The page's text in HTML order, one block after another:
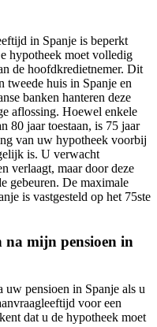
in Spanje is beperkt
hypotheek moet volledig
de hoofdkredietnemer. Dit
tweede huis in Spanje en
banken hanteren deze
aflossing. Hoewel enkele
80 jaar toestaan, is 75 jaar
van uw hypotheek voorbij
is. U verwacht
verlaagt, maar door deze
gebeuren. De maximale
is vastgesteld op het 75ste
mijn pensioen in
pensioen in Spanje als u
voor een
dat u de hypotheek moet